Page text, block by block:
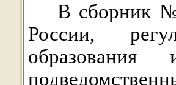
В сборник №
России,